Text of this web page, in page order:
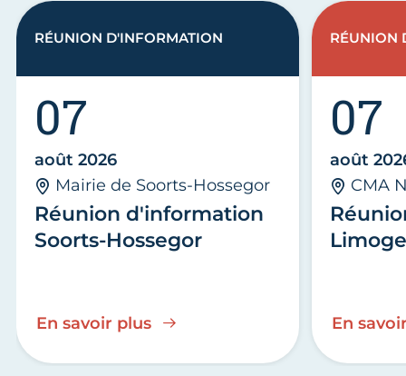
Réunion d'information
Soorts-Hossegor
07
août 2026
Mairie de Soorts-Hossegor
En savoir plus
RÉUNION D'INFORMATION
07
août
CMA
En
RÉUNION